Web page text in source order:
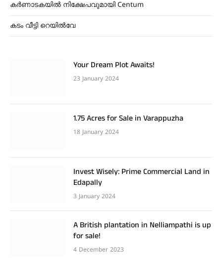
കർണാടകയിൽ നിക്ഷേപവുമായി Centum
കടം വീട്ടി റെയിൽവേ
Your Dream Plot Awaits!
23 January 2024
1.75 Acres for Sale in Varappuzha
18 January 2024
Invest Wisely: Prime Commercial Land in
Edapally
3 January 2024
A British plantation in Nelliampathi is up
for sale!
4 December 2023